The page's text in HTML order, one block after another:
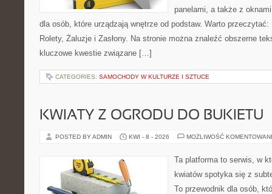
panelami, a także z
dla osób, które urządzają wnętrze od podstaw. Warto przeczytać:
Rolety, Żaluzje i Zasłony. Na stronie można znaleźć obszerne
kluczowe kwestie związane […]
CATEGORIES: SAMOCHODY W KULTURZE I SZTUCE
KWIATY Z OGRODU DO BUKIETU
POSTED BY ADMIN KWI - 8 - 2026 MOŻLIWOŚĆ
Ta platforma to serwis, w
kwiatów spotyka się z
To przewodnik dla osób,